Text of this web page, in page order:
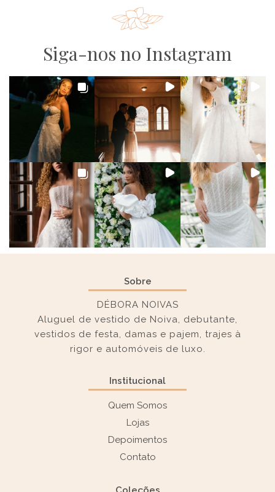
Siga-nos no Instagram
Sobre
DÉBORA NOIVAS
Aluguel de vestido de Noiva, debutante,
vestidos de festa, damas e pajem, trajes à
rigor e automóveis de luxo.
Institucional
Quem Somos
Lojas
Depoimentos
Contato